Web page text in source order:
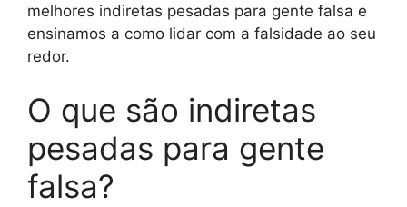
melhores indiretas pesadas para gente falsa e
ensinamos a como lidar com a falsidade ao seu
redor.
O que são indiretas
pesadas para gente
falsa?